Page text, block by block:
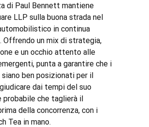
di Paul Bennett mantiene
LLP sulla buona strada nel
in continua
Offrendo un mix di strategia,
e un occhio attento alle
punta a garantire che i
ben posizionati per il
dai tempi del suo
probabile che taglierà il
della concorrenza, con i
Tea in mano.